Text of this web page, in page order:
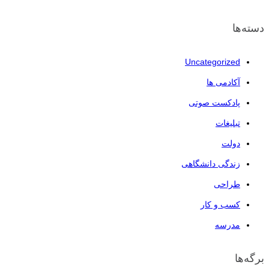
دسته‌ها
Uncategorized
آکادمی ها
پادکست صوتی
تبلیغات
دولت
زندگی دانشگاهی
طراحی
کسب و کار
مدرسه
برگه‌ها